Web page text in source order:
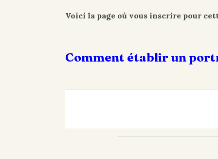
Voici la page où vous inscrire pour
Comment établir un